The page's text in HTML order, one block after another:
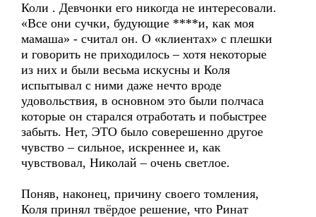
Коли . Девчонки его никогда не интересовали.
«Все они сучки, будующие ****и, как моя
мамаша» - считал он. О «клиентах» с плешки
и говорить не приходилось – хотя некоторые
из них и были весьма искусны и Коля
испытывал с ними даже нечто вроде
удовольствия, в основном это были полчаса
которые он старался отработать и побыстрее
забыть. Нет, ЭТО было соверешенно другое
чувство – сильное, искреннее и, как
чувствовал, Николай – очень светлое.
Поняв, наконец, причину своего томления,
Коля принял твёрдое решение, что Ринат